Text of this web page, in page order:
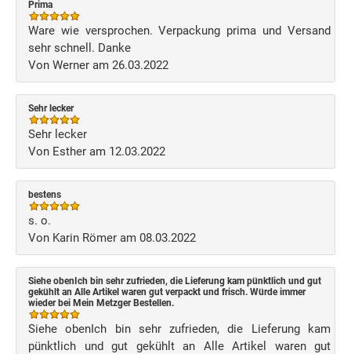
Prima
Ware wie versprochen. Verpackung prima und Versand
sehr schnell. Danke
Von Werner am 26.03.2022
Sehr lecker
Sehr lecker
Von Esther am 12.03.2022
bestens
s. o.
Von Karin Römer am 08.03.2022
Siehe obenIch bin sehr zufrieden, die Lieferung kam pünktlich und gut
gekühlt an Alle Artikel waren gut verpackt und frisch. Würde immer
wieder bei Mein Metzger Bestellen.
Siehe obenIch bin sehr zufrieden, die Lieferung kam
pünktlich und gut gekühlt an Alle Artikel waren gut